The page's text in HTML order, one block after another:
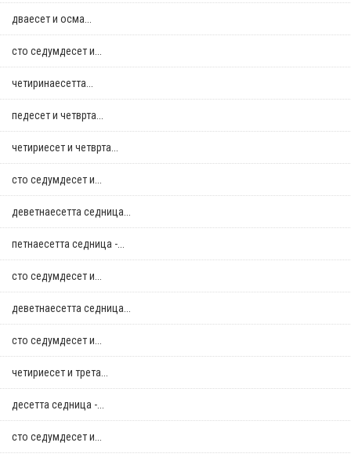
дваесет и осма...
сто седумдесет и...
четиринаесетта...
педесет и четврта...
четириесет и четврта...
сто седумдесет и...
деветнаесетта седница...
петнаесетта седница -...
сто седумдесет и...
деветнаесетта седница...
сто седумдесет и...
четириесет и трета...
десетта седница -...
сто седумдесет и...